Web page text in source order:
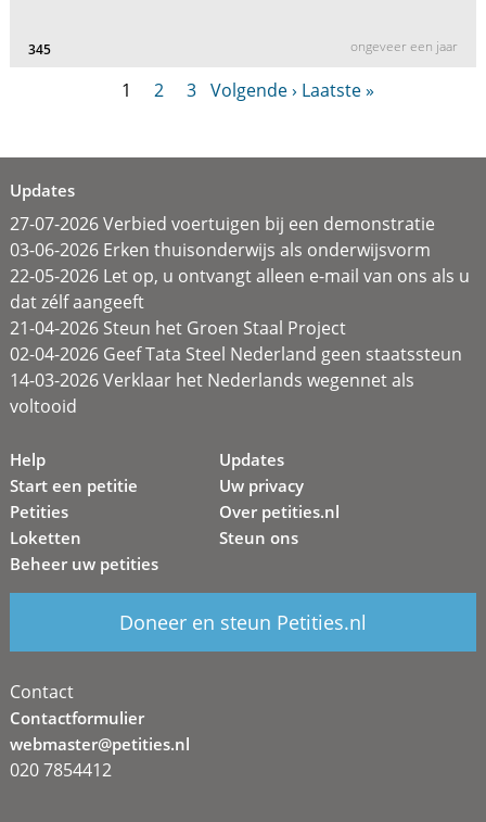
345 ongeveer een jaar
1 2 3 Volgende › Laatste »
Updates
27-07-2026 Verbied voertuigen bij een demonstratie
03-06-2026 Erken thuisonderwijs als onderwijsvorm
22-05-2026 Let op, u ontvangt alleen e-mail van ons als u
dat zélf aangeeft
21-04-2026 Steun het Groen Staal Project
02-04-2026 Geef Tata Steel Nederland geen staatssteun
14-03-2026 Verklaar het Nederlands wegennet als
voltooid
Help
Start een petitie
Petities
Loketten
Beheer uw petities
Updates
Uw privacy
Over petities.nl
Steun ons
Doneer en steun Petities.nl
Contact
Contactformulier
webmaster@petities.nl
020 7854412